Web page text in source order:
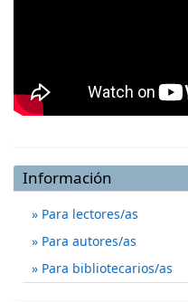
Información
Para lectores/as
Para autores/as
Para bibliotecarios/as